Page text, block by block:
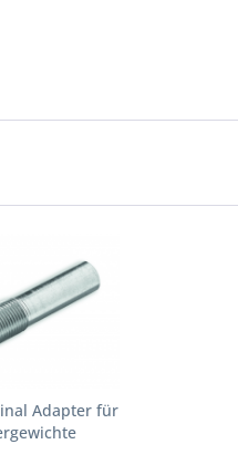
Adapter für